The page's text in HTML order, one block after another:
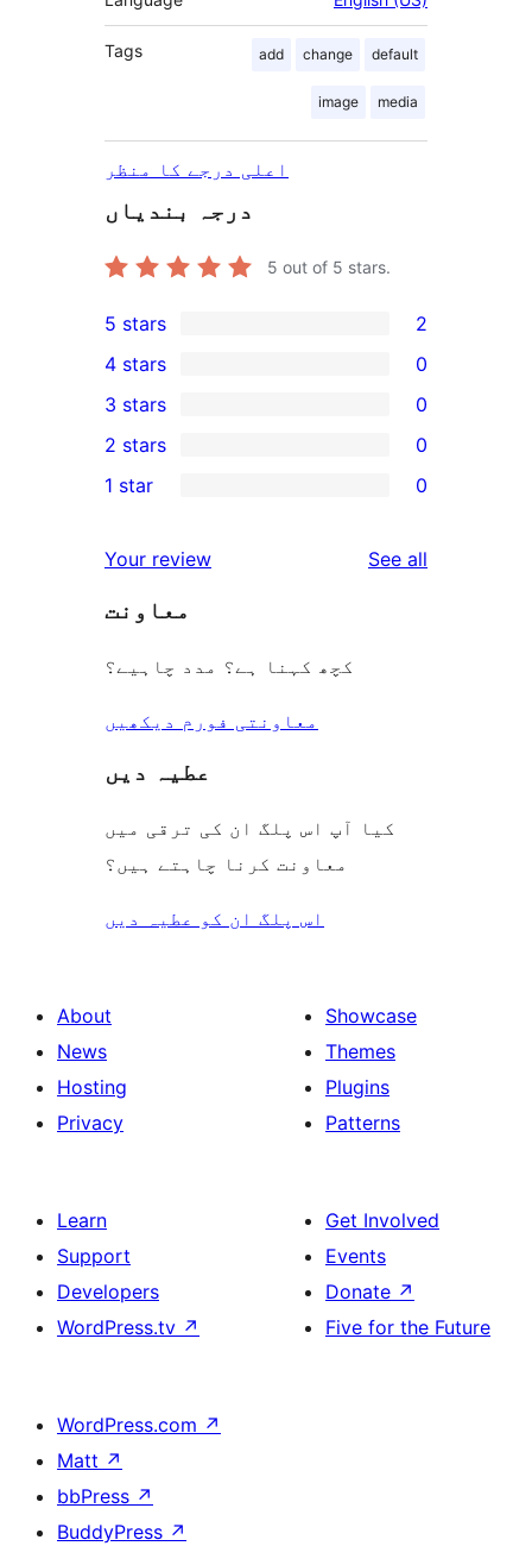
Tags add change default
image media
اعلی درجے کا منظر
درجہ بندیاں
5 out of 5 stars.
2
5-
star
reviews
5 stars 2
4-
star
reviews
4 stars 0
0
3-
star
3 stars 0
2-
reviews
2 stars 0
star
reviews
1 star 0
Your review See all
معاونت
کچھ کہنا ہے؟ مدد چاہیے؟
معاونتی فورم دیکھیں
عطیہ دیں
کیا آپ اس پلگ ان کی ترقی میں
معاونت کرنا چاہتے ہیں؟
اس پلگ ان کو عطیہ دیں
About
News
Hosting
Privacy
Showcase
Themes
Plugins
Patterns
Learn
Support
Developers
WordPress.tv ↗
Get Involved
Events
Donate ↗
Five for the Future
WordPress.com ↗
Matt ↗
bbPress ↗
BuddyPress ↗